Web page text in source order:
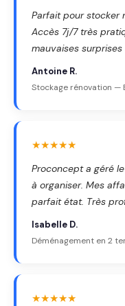
Parfait pour stocker
Accès 7j/7 très
mauvaises
Antoine R.
Stockage rénovation —
★★★★★
Proconcept a géré
à organiser. Mes
parfait état. Très
Isabelle D.
Déménagement en 2
★★★★★